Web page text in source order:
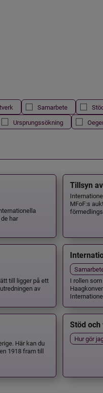
Samarbete
Ursprungssökning
har
Tillsyn
MFoF:s
till ligger på ett
av
I rollen
Här kan du
1918 fram till
Stöd
Hur gör